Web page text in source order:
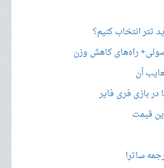
تتر انتخاب کنیم؟
راه‌های کاهش وزن
بازی فری فایر
قیمت
ساترا